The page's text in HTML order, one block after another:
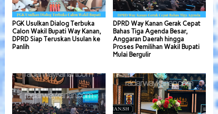
PGK Usulkan Dialog Terbuka
Calon Wakil Bupati Way Kanan,
DPRD Siap Teruskan Usulan ke
Panlih
DPRD Way Kanan Gerak Cepat
Bahas Tiga Agenda Besar,
Anggaran Daerah hingga
Proses Pemilihan Wakil Bupati
Mulai Bergulir